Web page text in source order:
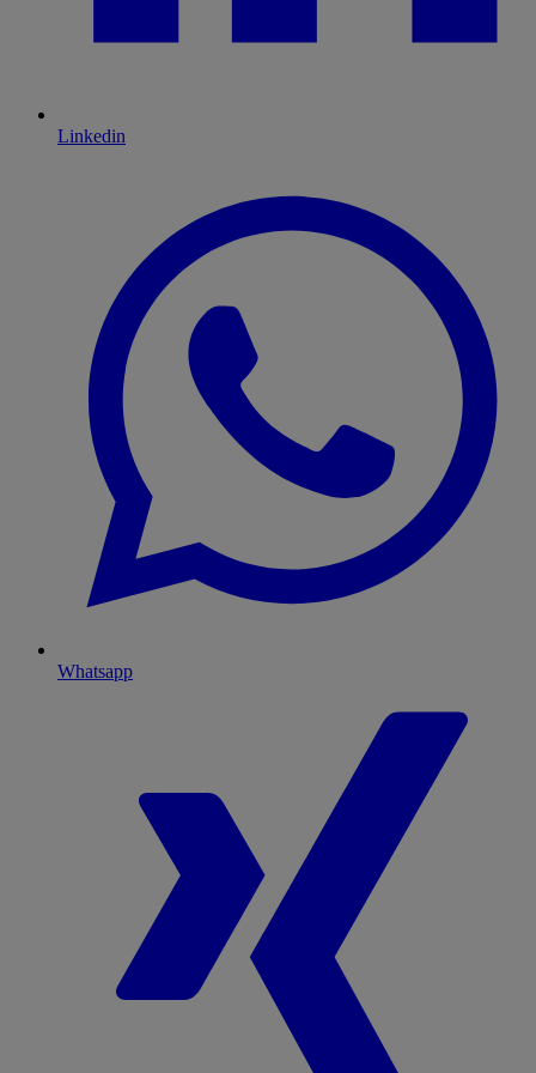
Linkedin
Whatsapp